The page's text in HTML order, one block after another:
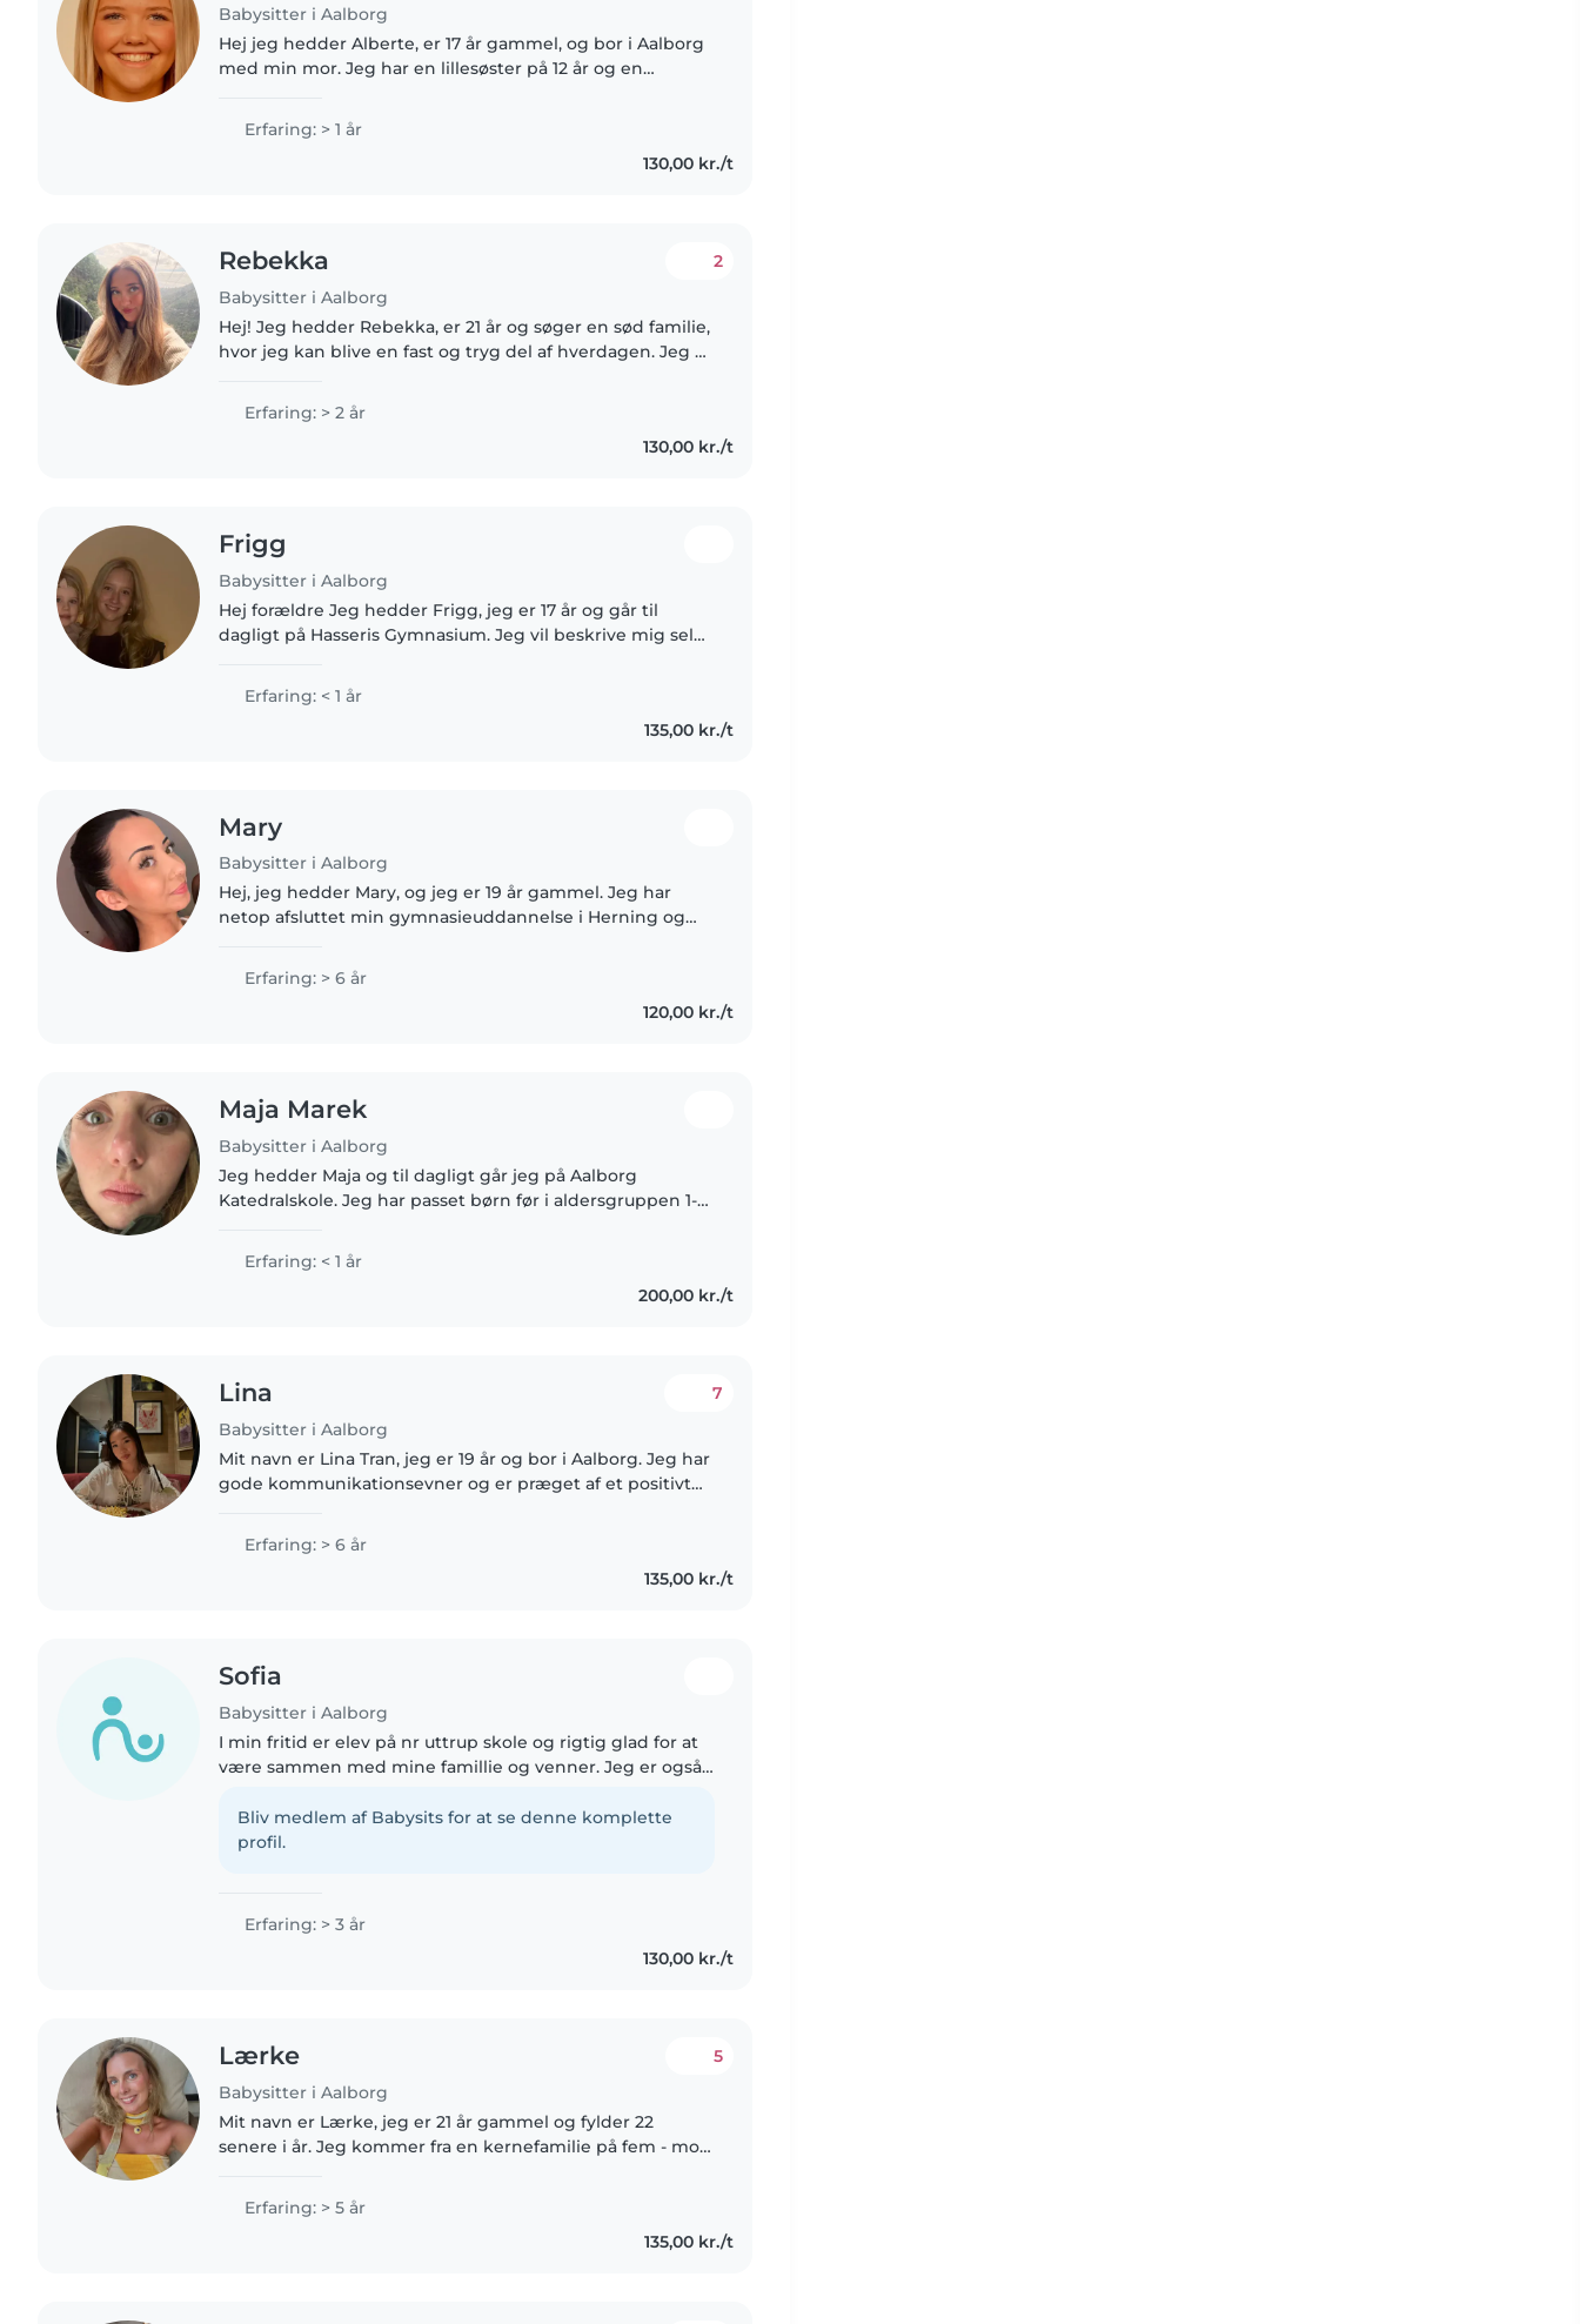
Babysitter i Aalborg
Hej jeg hedder Alberte, er 17 år gammel, og bor i Aalborg
med min mor. Jeg har en lillesøster på 12 år og en
fødselsdag den 17...
Erfaring: > 1 år
130,00 kr./t
Rebekka
Babysitter i Aalborg
2
Hej! Jeg hedder Rebekka, er 21 år og søger en sød familie,
hvor jeg kan blive en fast og tryg del af hverdagen. Jeg er
meget af at..
Erfaring: > 2 år
130,00 kr./t
Frigg
Babysitter i Aalborg
Hej forældre Jeg hedder Frigg, jeg er 17 år og går til
dagligt på Hasseris Gymnasium. Jeg vil beskrive mig selv
person. Jeg er vant..
Erfaring: < 1 år
135,00 kr./t
Mary
Babysitter i Aalborg
Hej, jeg hedder Mary, og jeg er 19 år gammel. Jeg har
netop afsluttet min gymnasieuddannelse i Herning og
elsker børn og..
Erfaring: > 6 år
120,00 kr./t
Maja Marek
Babysitter i Aalborg
Jeg hedder Maja og til dagligt går jeg på Aalborg
Katedralskole. Jeg har passet børn før i aldersgruppen 1-8.
hvilket jeg har gjort..
Erfaring: < 1 år
200,00 kr./t
Lina
Babysitter i Aalborg
7
Mit navn er Lina Tran, jeg er 19 år og bor i Aalborg. Jeg har
gode kommunikationsevner og er præget af et positivt
erfaring som..
Erfaring: > 6 år
135,00 kr./t
Sofia
Babysitter i Aalborg
I min fritid er elev på nr uttrup skole og rigtig glad for at
være sammen med mine famillie og venner. Jeg er også
social. Jeg har erfaring..
Bliv medlem af Babysits for at se denne komplette
profil.
Erfaring: > 3 år
130,00 kr./t
Lærke
Babysitter i Aalborg
5
Mit navn er Lærke, jeg er 21 år gammel og fylder 22
senere i år. Jeg kommer fra en kernefamilie på fem - mor,
Erfaring: > 5 år
135,00 kr./t